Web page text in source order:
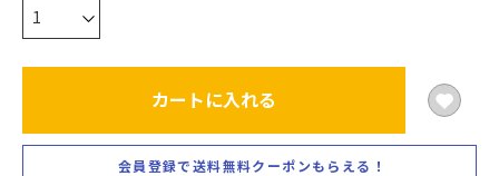
カートに入れる
会員登録で送料無料クーポンもらえる！